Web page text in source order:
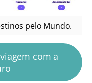
pelo Mundo.
com a